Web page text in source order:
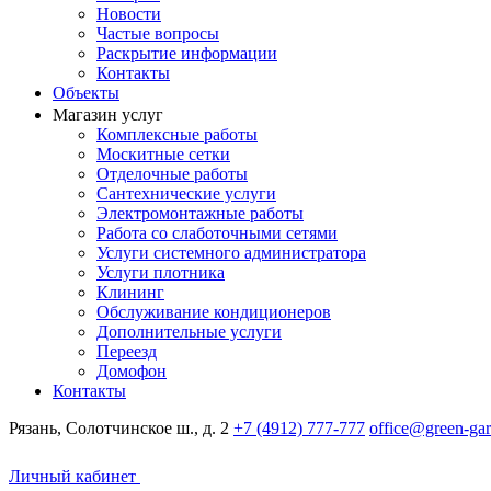
Новости
Частые вопросы
Раскрытие информации
Контакты
Объекты
Магазин услуг
Комплексные работы
Москитные сетки
Отделочные работы
Сантехнические услуги
Электромонтажные работы
Работа со слаботочными сетями
Услуги системного администратора
Услуги плотника
Клининг
Обслуживание кондиционеров
Дополнительные услуги
Переезд
Домофон
Контакты
Рязань, Солотчинское ш., д. 2 +7 (4912) 777-777 office@green-
Личный кабинет